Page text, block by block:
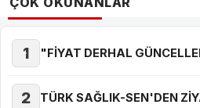
1 "FİYAT DERHAL
2 TÜRK SAĞLIK-SEN'DEN